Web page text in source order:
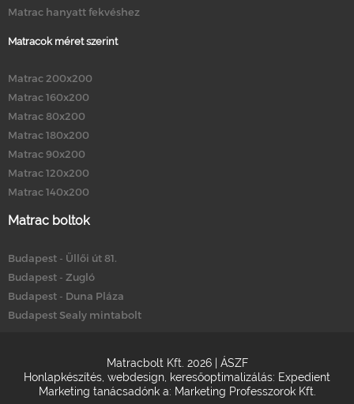
Matrac hanyatt fekvéshez
Matracok méret szerint
Matrac 200x200
Matrac 160x200
Matrac 80x200
Matrac 180x200
Matrac 90x200
Matrac 120x200
Matrac 140x200
Matrac boltok
Budapest - Üllői út 81.
Budapest - Zugló
Budapest - Duna Pláza
Budapest Sealy mintabolt
Matracbolt Kft. 2026 | ÁSZF
Honlapkészítés webdesign keresőoptimalizálás: Expedient
Marketing tanácsadónk a: Marketing Professzorok Kft.